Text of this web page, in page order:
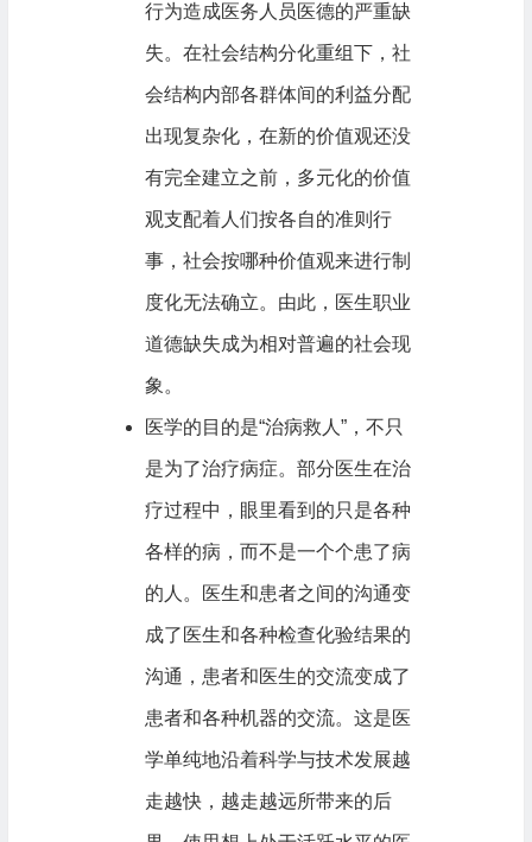
行为造成医务人员医德的严重缺
失。在社会结构分化重组下，社
会结构内部各群体间的利益分配
出现复杂化，在新的价值观还没
有完全建立之前，多元化的价值
观支配着人们按各自的准则行
事，社会按哪种价值观来进行制
度化无法确立。由此，医生职业
道德缺失成为相对普遍的社会现
象。
医学的目的是“治病救人”，不只
是为了治疗病症。部分医生在治
疗过程中，眼里看到的只是各种
各样的病，而不是一个个患了病
的人。医生和患者之间的沟通变
成了医生和各种检查化验结果的
沟通，患者和医生的交流变成了
患者和各种机器的交流。这是医
学单纯地沿着科学与技术发展越
走越快，越走越远所带来的后